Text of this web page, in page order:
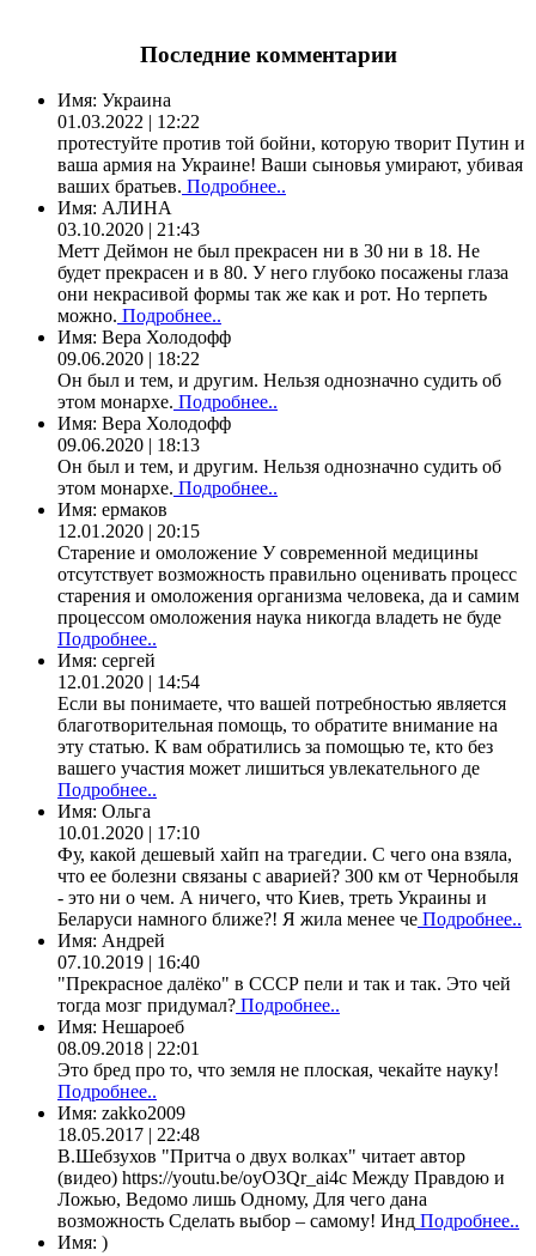
Последние комментарии
Имя: Украина
01.03.2022 | 12:22
протестуйте против той бойни, которую творит Путин и
ваша армия на Украине! Ваши сыновья умирают, убивая
ваших братьев. Подробнее..
Имя: АЛИНА
03.10.2020 | 21:43
Метт Деймон не был прекрасен ни в 30 ни в 18. Не
будет прекрасен и в 80. У него глубоко посажены глаза
они некрасивой формы так же как и рот. Но терпеть
можно. Подробнее..
Имя: Вера Холодофф
09.06.2020 | 18:22
Он был и тем, и другим. Нельзя однозначно судить об
этом монархе. Подробнее..
Имя: Вера Холодофф
09.06.2020 | 18:13
Он был и тем, и другим. Нельзя однозначно судить об
этом монархе. Подробнее..
Имя: ермаков
12.01.2020 | 20:15
Старение и омоложение У современной медицины
отсутствует возможность правильно оценивать процесс
старения и омоложения организма человека, да и самим
процессом омоложения наука никогда владеть не буде
Подробнее..
Имя: сергей
12.01.2020 | 14:54
Если вы понимаете, что вашей потребностью является
благотворительная помощь, то обратите внимание на
эту статью. К вам обратились за помощью те, кто без
вашего участия может лишиться увлекательного де
Подробнее..
Имя: Ольга
10.01.2020 | 17:10
Фу, какой дешевый хайп на трагедии. С чего она взяла,
что ее болезни связаны с аварией? 300 км от Чернобыля
- это ни о чем. А ничего, что Киев, треть Украины и
Беларуси намного ближе?! Я жила менее че Подробнее..
Имя: Андрей
07.10.2019 | 16:40
"Прекрасное далёко" в СССР пели и так и так. Это чей
тогда мозг придумал? Подробнее..
Имя: Нешароеб
08.09.2018 | 22:01
Это бред про то, что земля не плоская, чекайте науку!
Подробнее..
Имя: zakko2009
18.05.2017 | 22:48
В.Шебзухов "Притча о двух волках" читает автор
(видео) https://youtu.be/oyO3Qr_ai4c Между Правдою и
Ложью, Ведомо лишь Одному, Для чего дана
возможность Сделать выбор – самому! Инд Подробнее..
Имя: )